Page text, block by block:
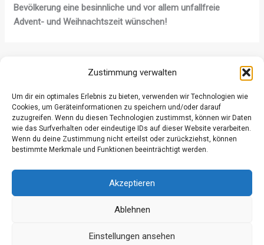
Zustimmung verwalten
Um dir ein optimales Erlebnis zu bieten, verwenden wir Technologien wie
Cookies, um Geräteinformationen zu speichern und/oder darauf
zuzugreifen. Wenn du diesen Technologien zustimmst, können wir Daten
wie das Surfverhalten oder eindeutige IDs auf dieser Website verarbeiten.
Wenn du deine Zustimmung nicht erteilst oder zurückziehst, können
bestimmte Merkmale und Funktionen beeinträchtigt werden.
Akzeptieren
Ablehnen
Einstellungen ansehen
Bevölkerung eine besinnliche und vor allem unfallfreie
Advent- und Weihnachtszeit wünschen!
Datenschutz
Impressum